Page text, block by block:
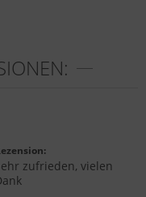
zufrieden, vielen